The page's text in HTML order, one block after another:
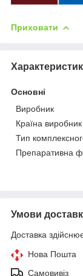
Приховати
Основні
Виробник
Країна виробник
Тип
Препаративна
Умови
Доставка
Нова Пошта
Самовивіз